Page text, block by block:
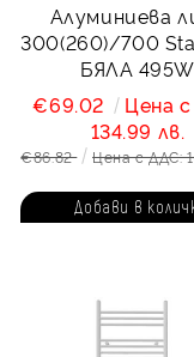
Алуминиева
300(260)/700
БЯЛА 495W
€69.02
Цена
134.99 лв.
€86.82 Цена с ДДС: